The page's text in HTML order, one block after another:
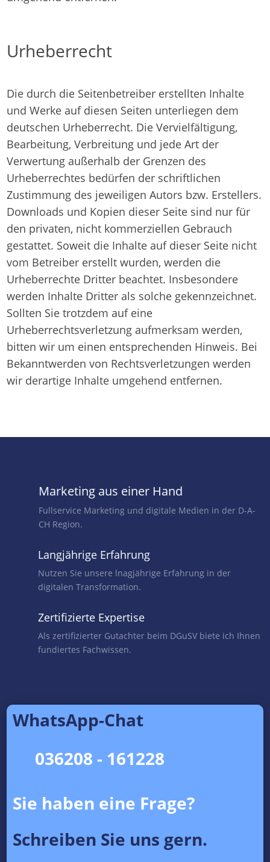
Urheberrecht
Die durch die Seitenbetreiber erstellten Inhalte
und Werke auf diesen Seiten unterliegen dem
deutschen Urheberrecht. Die Vervielfältigung,
Bearbeitung, Verbreitung und jede Art der
Verwertung außerhalb der Grenzen des
Urheberrechtes bedürfen der schriftlichen
Zustimmung des jeweiligen Autors bzw. Erstellers.
Downloads und Kopien dieser Seite sind nur für
den privaten, nicht kommerziellen Gebrauch
gestattet. Soweit die Inhalte auf dieser Seite nicht
vom Betreiber erstellt wurden, werden die
Urheberrechte Dritter beachtet. Insbesondere
werden Inhalte Dritter als solche gekennzeichnet.
Sollten Sie trotzdem auf eine
Urheberrechtsverletzung aufmerksam werden,
bitten wir um einen entsprechenden Hinweis. Bei
Bekanntwerden von Rechtsverletzungen werden
wir derartige Inhalte umgehend entfernen.
Marketing aus einer Hand
Fullservice Marketing und digitale Medien in der D-A-
CH Region.
Langjährige Erfahrung
Nutzen Sie unsere lnagjährige Erfahrung in der
digitalen Transformation.
Zertifizierte Expertise
Als zertifizierter Gutachter beim DGuSV biete ich Ihnen
fundiertes Fachwissen.
WhatsApp-Chat
036208 - 161228
Sie haben eine Frage?
Schreiben Sie uns gern.